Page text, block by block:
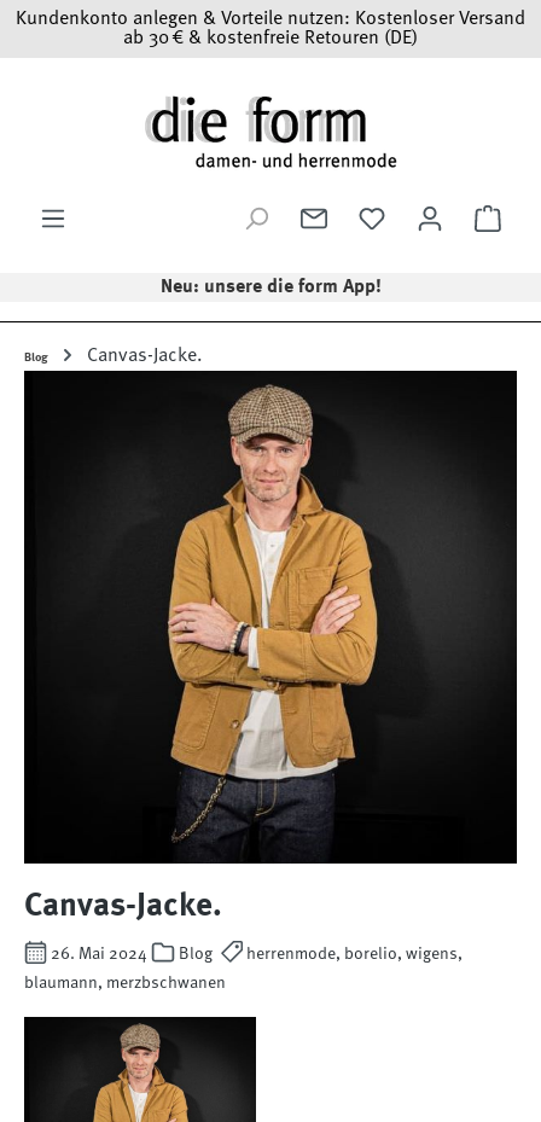
Zum Hauptinhalt springen
Kundenkonto anlegen & Vorteile nutzen: Kostenloser Versand
ab 30 € & kostenfreie Retouren (DE)
Neu: unsere die form App!
Blog Canvas-Jacke.
Canvas-Jacke.
26. Mai 2024 Blog
herrenmode, borelio, wigens,
blaumann, merzbschwanen